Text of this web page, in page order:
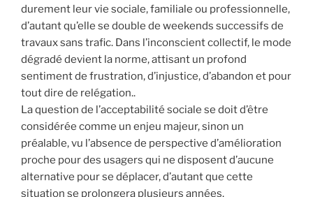
durement leur vie sociale, familiale ou professionnelle,
d’autant qu’elle se double de weekends successifs de
travaux sans trafic. Dans l’inconscient collectif, le mode
dégradé devient la norme, attisant un profond
sentiment de frustration, d’injustice, d’abandon et pour
tout dire de relégation..
La question de l’acceptabilité sociale se doit d’être
considérée comme un enjeu majeur, sinon un
préalable, vu l’absence de perspective d’amélioration
proche pour des usagers qui ne disposent d’aucune
alternative pour se déplacer, d’autant que cette
situation se prolongera plusieurs années.